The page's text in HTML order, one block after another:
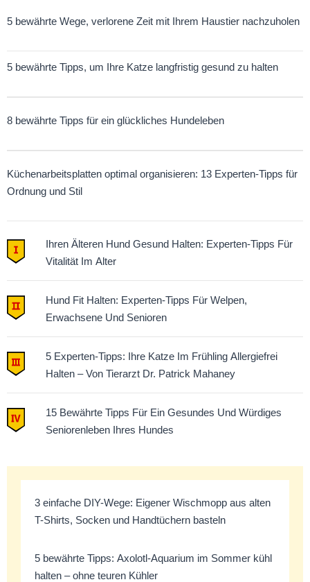
5 bewährte Wege, verlorene Zeit mit Ihrem Haustier nachzuholen
5 bewährte Tipps, um Ihre Katze langfristig gesund zu halten
8 bewährte Tipps für ein glückliches Hundeleben
Küchenarbeitsplatten optimal organisieren: 13 Experten-Tipps für
Ordnung und Stil
Ihren Älteren Hund Gesund Halten: Experten-Tipps Für
Vitalität Im Alter
Hund Fit Halten: Experten-Tipps Für Welpen,
Erwachsene Und Senioren
5 Experten-Tipps: Ihre Katze Im Frühling Allergiefrei
Halten – Von Tierarzt Dr. Patrick Mahaney
15 Bewährte Tipps Für Ein Gesundes Und Würdiges
Seniorenleben Ihres Hundes
3 einfache DIY-Wege: Eigener Wischmopp aus alten
T-Shirts, Socken und Handtüchern basteln
5 bewährte Tipps: Axolotl-Aquarium im Sommer kühl
halten – ohne teuren Kühler